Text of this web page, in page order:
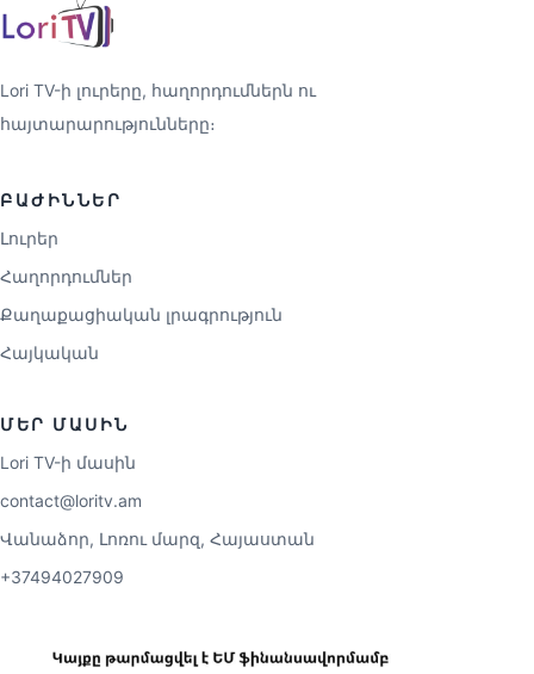
Lori TV-ի լուրերը, հաղորդումներն ու
հայտարարությունները։
ԲԱԺԻՆՆԵՐ
Լուրեր
Հաղորդումներ
Քաղաքացիական լրագրություն
Հայկական
ՄԵՐ ՄԱՍԻՆ
Lori TV-ի մասին
contact@loritv.am
Վանաձոր, Լոռու մարզ, Հայաստան
+37494027909